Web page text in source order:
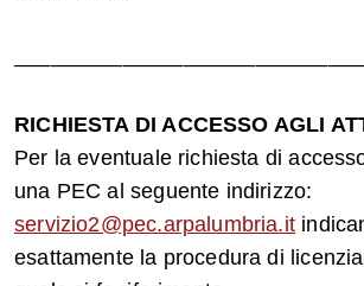
RICHIESTA DI ACCESSO AGLI
Per la eventuale richiesta di
una PEC al seguente indirizzo:
servizio2@pec.arpalumbria.it
esattamente la procedura di